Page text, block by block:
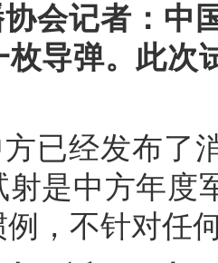
协会记者：中
枚导弹。此次
已经发布了
射是中方年度
，不针对任